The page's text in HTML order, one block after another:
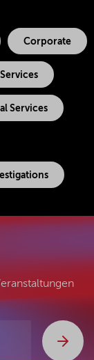
Corporate
Services